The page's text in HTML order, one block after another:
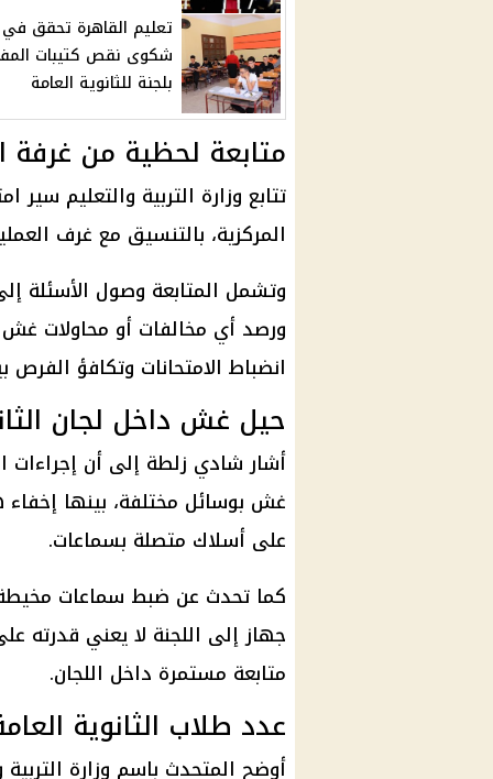
تعليم القاهرة تحقق في
شكوى نقص كتيبات
بلجنة للثانوية العامة
متابعة لحظية من غرفة
تتابع وزارة التربية والتعليم سير
المركزية، بالتنسيق مع غرف
وتشمل المتابعة وصول الأسئلة
ورصد أي مخالفات أو محاولات غش
انضباط الامتحانات وتكافؤ الفرص
حيل غش داخل لجان
أشار شادي زلطة إلى أن إجراءات
غش بوسائل مختلفة، بينها
على أسلاك متصلة بسماعات.
كما تحدث عن ضبط سماعات
جهاز إلى اللجنة لا يعني قدرته
متابعة مستمرة داخل اللجان.
عدد طلاب الثانوية
أوضح المتحدث باسم وزارة